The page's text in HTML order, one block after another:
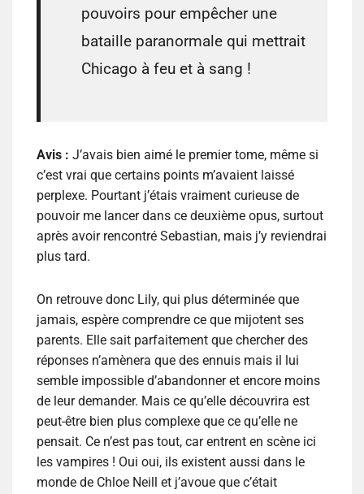
pouvoirs pour empêcher une
bataille paranormale qui mettrait
Chicago à feu et à sang !
Avis : J’avais bien aimé le premier tome, même si
c’est vrai que certains points m’avaient laissé
perplexe. Pourtant j’étais vraiment curieuse de
pouvoir me lancer dans ce deuxième opus, surtout
après avoir rencontré Sebastian, mais j’y reviendrai
plus tard.
On retrouve donc Lily, qui plus déterminée que
jamais, espère comprendre ce que mijotent ses
parents. Elle sait parfaitement que chercher des
réponses n’amènera que des ennuis mais il lui
semble impossible d’abandonner et encore moins
de leur demander. Mais ce qu’elle découvrira est
peut-être bien plus complexe que ce qu’elle ne
pensait. Ce n’est pas tout, car entrent en scène ici
les vampires ! Oui oui, ils existent aussi dans le
monde de Chloe Neill et j’avoue que c’était